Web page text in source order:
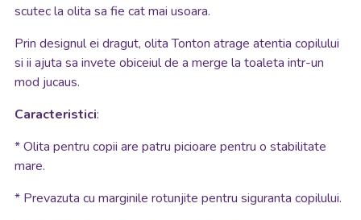
scutec la olita sa fie cat mai usoara.
Prin designul ei dragut, olita Tonton atrage atentia copilului
si ii ajuta sa invete obiceiul de a merge la toaleta intr-un
mod jucaus.
Caracteristici:
* Olita pentru copii are patru picioare pentru o stabilitate
mare.
* Prevazuta cu marginile rotunjite pentru siguranta copilului.